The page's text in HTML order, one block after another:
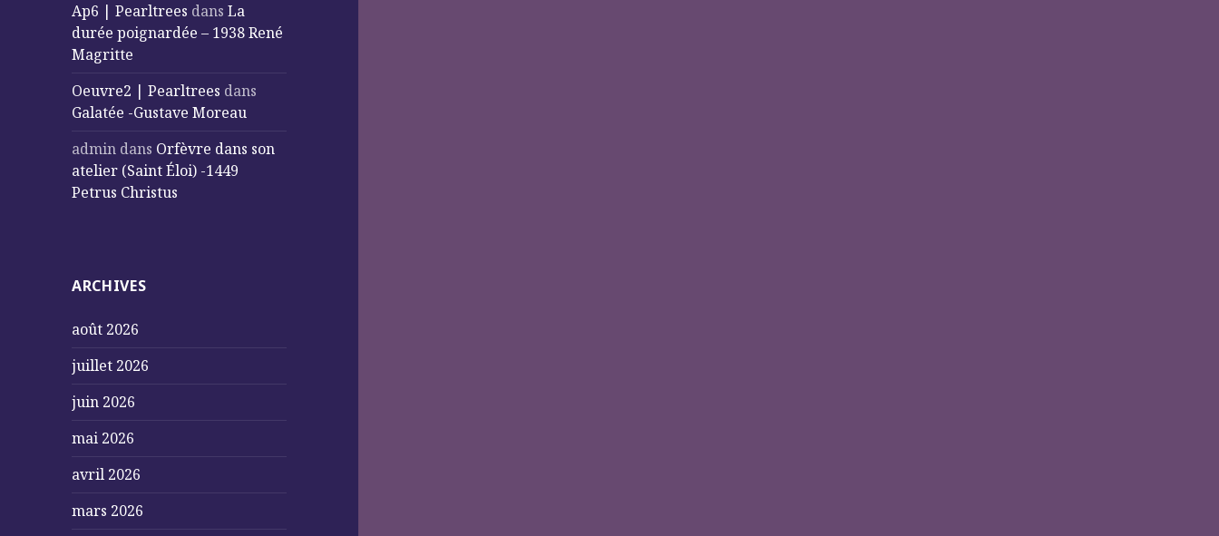
Ap6 | Pearltrees dansLa
durée poignardée – 1938 René
Magritte
Oeuvre2 | Pearltrees dans
Galatée -Gustave Moreau
admin dans Orfèvre dans son
atelier (Saint Éloi) -1449
Petrus Christus
ARCHIVES
août 2026
juillet 2026
juin 2026
mai 2026
avril 2026
mars 2026